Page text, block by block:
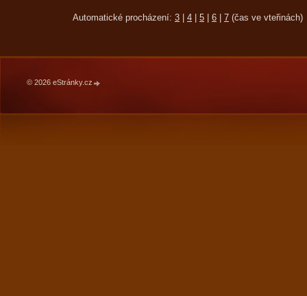
Automatické procházení: 3 4 5 6 7 (čas ve vteřinách)
© 2026 eStránky.cz